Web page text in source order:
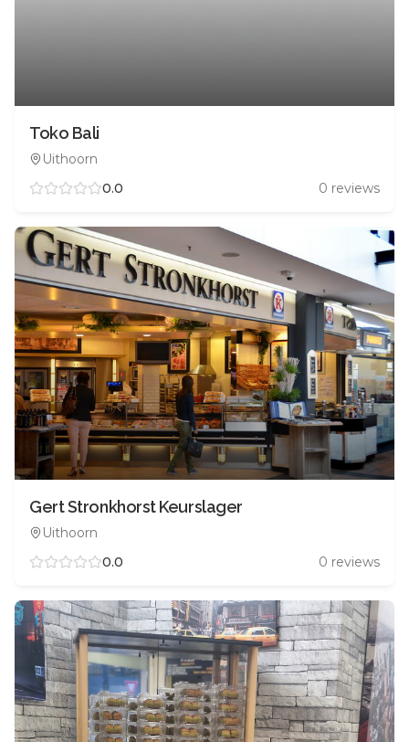
Toko Bali
Uithoorn
0.0
0 reviews
Gert Stronkhorst Keurslager
Uithoorn
0.0
0 reviews